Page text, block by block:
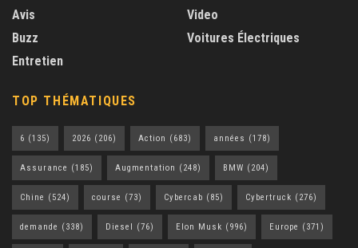
Avis
Buzz
Entretien
Video
Voitures Électriques
TOP THÉMATIQUES
6 (135) 2026 (206) Action (683) années (178)
Assurance (185) Augmentation (248) BMW (204)
Chine (524) course (73) Cybercab (85) Cybertruck (276)
demande (338) Diesel (76) Elon Musk (996) Europe (371)